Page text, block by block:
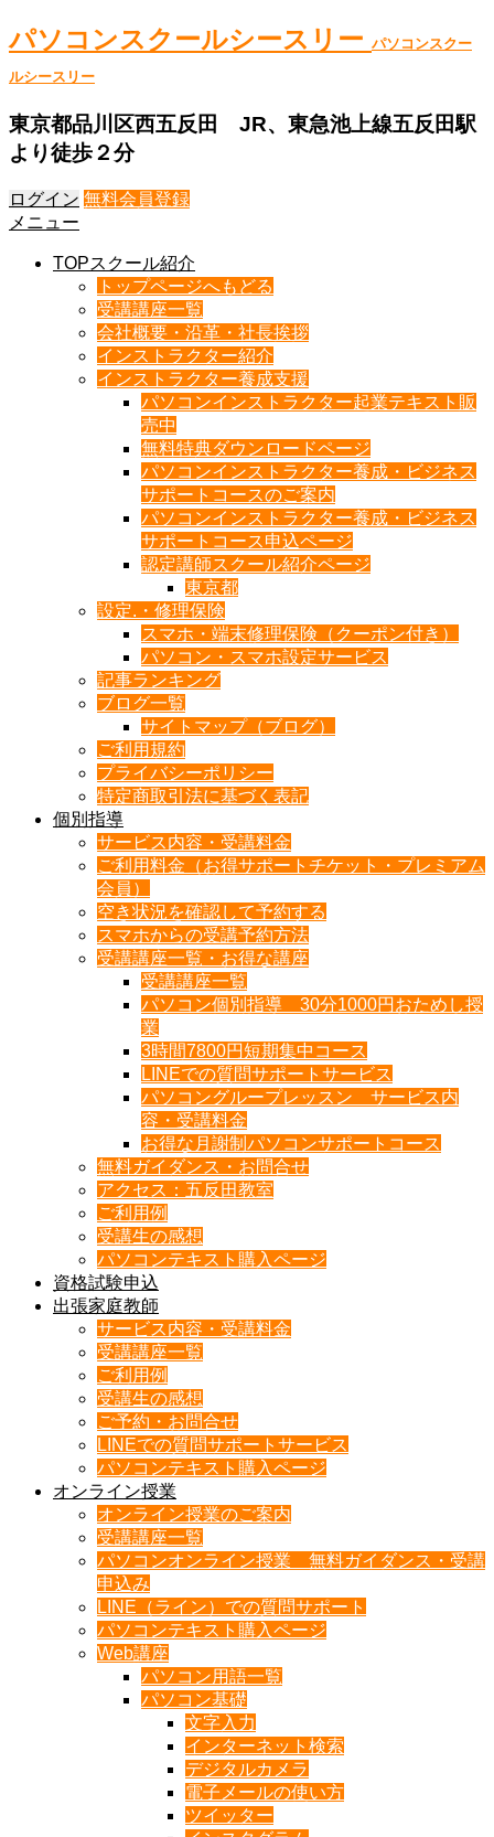
パソコンスクールシースリー パソコンスクー
ルシースリー
東京都品川区西五反田 JR、東急池上線五反田駅
より徒歩２分
ログイン 無料会員登録
メニュー
TOPスクール紹介
トップページへもどる
受講講座一覧
会社概要・沿革・社長挨拶
インストラクター紹介
インストラクター養成支援
パソコンインストラクター起業テキスト販
売中
無料特典ダウンロードページ
パソコンインストラクター養成・ビジネス
サポートコースのご案内
パソコンインストラクター養成・ビジネス
サポートコース申込ページ
認定講師スクール紹介ページ
東京都
設定.・修理保険
スマホ・端末修理保険（クーポン付き）
パソコン・スマホ設定サービス
記事ランキング
ブログ一覧
サイトマップ（ブログ）
ご利用規約
プライバシーポリシー
特定商取引法に基づく表記
個別指導
サービス内容・受講料金
ご利用料金（お得サポートチケット・プレミアム
会員）
空き状況を確認して予約する
スマホからの受講予約方法
受講講座一覧・お得な講座
受講講座一覧
パソコン個別指導 30分1000円おためし授
業
3時間7800円短期集中コース
LINEでの質問サポートサービス
パソコングループレッスン サービス内
容・受講料金
お得な月謝制パソコンサポートコース
無料ガイダンス・お問合せ
アクセス：五反田教室
ご利用例
受講生の感想
パソコンテキスト購入ページ
資格試験申込
出張家庭教師
サービス内容・受講料金
受講講座一覧
ご利用例
受講生の感想
ご予約・お問合せ
LINEでの質問サポートサービス
パソコンテキスト購入ページ
オンライン授業
オンライン授業のご案内
受講講座一覧
パソコンオンライン授業 無料ガイダンス・受講
申込み
LINE（ライン）での質問サポート
パソコンテキスト購入ページ
Web講座
パソコン用語一覧
パソコン基礎
文字入力
インターネット検索
デジタルカメラ
電子メールの使い方
ツイッター